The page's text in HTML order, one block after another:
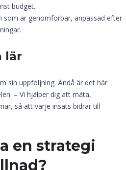
budget.
som är genomförbar, anpassad efter
lär
sin uppföljning. Ändå är det här
– Vi hjälper dig att mäta,
så att varje insats bidrar till
en strategi